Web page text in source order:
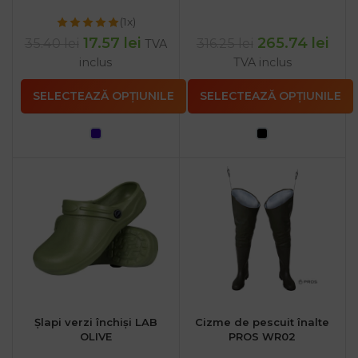
(1x)
17.57 lei TVA
inclus
SELECTEAZĂ OPȚIUNILE
265.74 lei
TVA inclus
SELECTEAZĂ OPȚIUNILE
Șlapi verzi închiși LAB
OLIVE
Cizme de pescuit înalte
PROS WR02